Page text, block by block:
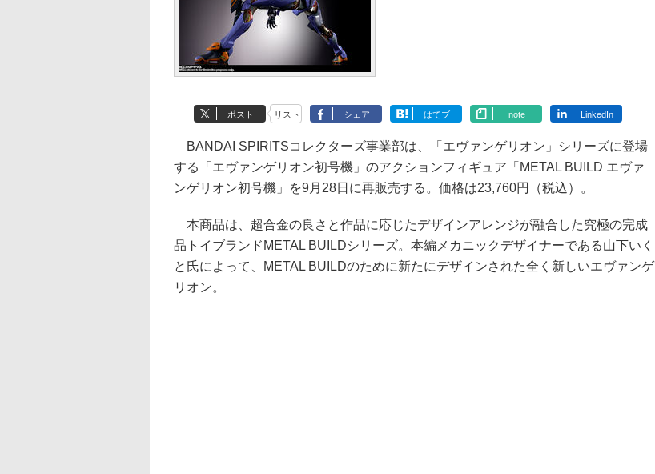
ポスト リスト シェア はてブ note LinkedIn
BANDAI SPIRITSコレクターズ事業部は、「エヴァンゲリオン」シリーズに登場
する「エヴァンゲリオン初号機」のアクションフィギュア「METAL BUILD エヴァ
ンゲリオン初号機」を9月28日に再販売する。価格は23,760円（税込）。
本商品は、超合金の良さと作品に応じたデザインアレンジが融合した究極の完成
品トイブランドMETAL BUILDシリーズ。本編メカニックデザイナーである山下いく
と氏によって、METAL BUILDのために新たにデザインされた全く新しいエヴァンゲ
リオン。